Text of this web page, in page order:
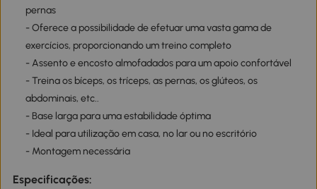
pernas
- Oferece a possibilidade de efetuar uma vasta gama de
exercícios, proporcionando um treino completo
- Assento e encosto almofadados para um apoio confortável
- Treina os bíceps, os tríceps, as pernas, os glúteos, os
abdominais, etc..
- Base larga para uma estabilidade óptima
- Ideal para utilização em casa, no lar ou no escritório
- Montagem necessária
Especificações: